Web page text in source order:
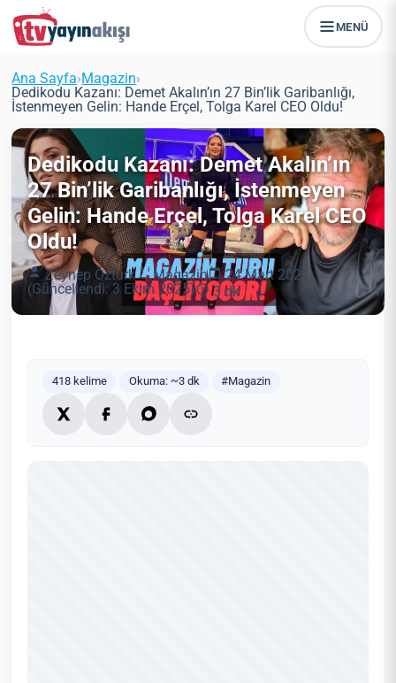
MENÜ
Ana Sayfa›Magazin›
Dedikodu Kazanı: Demet Akalın’ın 27 Bin’lik Garibanlığı,
İstenmeyen Gelin: Hande Erçel, Tolga Karel CEO Oldu!
Dedikodu Kazanı: Demet Akalın’ın
27 Bin’lik Garibanlığı, İstenmeyen
Gelin: Hande Erçel, Tolga Karel CEO
Oldu!
Zeynep Öztürk Magazin
24 Mart 2021
(Güncellendi: 3 Ekim 2025)
3 dk
418 kelime Okuma: ~3 dk #Magazin